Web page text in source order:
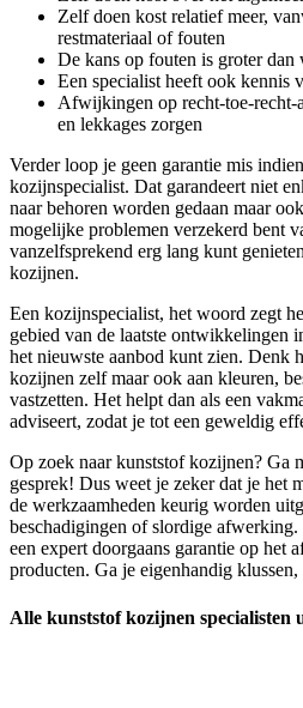
Zelf doen kost relatief meer,
restmateriaal of fouten
De kans op fouten is groter dan
Een specialist heeft ook kennis
Afwijkingen op recht-toe-recht-
en lekkages zorgen
Verder loop je geen garantie mis
kozijnspecialist. Dat garandeert niet
naar behoren worden gedaan maar
mogelijke problemen verzekerd bent
vanzelfsprekend erg lang kunt
kozijnen.
Een kozijnspecialist, het woord zegt
gebied van de laatste ontwikkelingen
het nieuwste aanbod kunt zien. Denk
kozijnen zelf maar ook aan kleuren,
vastzetten. Het helpt dan als een
adviseert, zodat je tot een geweldig
Op zoek naar kunststof kozijnen? Ga
gesprek! Dus weet je zeker dat je het
de werkzaamheden keurig worden
beschadigingen of slordige
een expert doorgaans garantie op het
producten. Ga je eigenhandig
Alle kunststof kozijnen specialisten